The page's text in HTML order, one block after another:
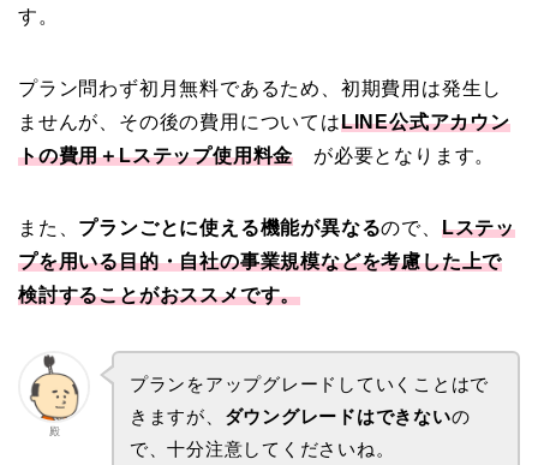
す。
プラン問わず初月無料であるため、初期費用は発生し
ませんが、その後の費用についてはLINE公式アカウン
トの費用＋Lステップ使用料金 が必要となります。
また、 プランごとに使える機能が異なるので、 Lステッ
プを用いる目的・自社の事業規模などを考慮した上で
検討することがおススメです。
殿
プランをアップグレードしていくことはで
きますが、 ダウングレードはできないの
で、十分注意してくださいね。